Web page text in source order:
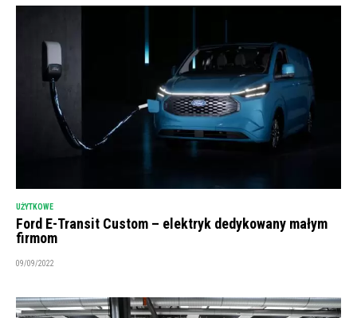
UŻYTKOWE
Ford E-Transit Custom – elektryk dedykowany małym
firmom
09/09/2022